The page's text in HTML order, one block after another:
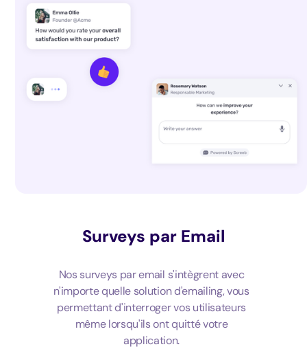
Surveys par Email
Nos surveys par email s'intègrent avec
n'importe quelle solution d'emailing, vous
permettant d'interroger vos utilisateurs
même lorsqu'ils ont quitté votre
application.